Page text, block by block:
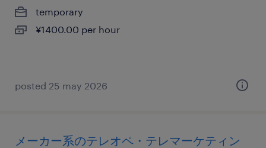
temporary
¥1400.00 per hour
posted 25 may 2026
メーカー系のテレオペ・テレマーケティン